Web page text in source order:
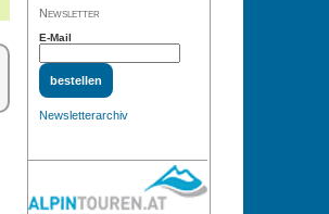
Newsletter
E-Mail
Newsletterarchiv